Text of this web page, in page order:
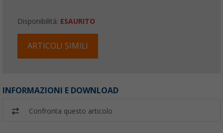
Disponibilità: ESAURITO
ARTICOLI SIMILI
INFORMAZIONI E DOWNLOAD
Confronta questo articolo